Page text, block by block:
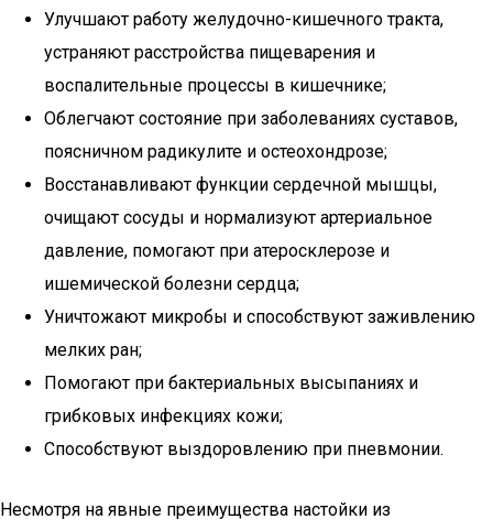
Улучшают работу желудочно-кишечного тракта,
устраняют расстройства пищеварения и
воспалительные процессы в кишечнике;
Облегчают состояние при заболеваниях суставов,
поясничном радикулите и остеохондрозе;
Восстанавливают функции сердечной мышцы,
очищают сосуды и нормализуют артериальное
давление, помогают при атеросклерозе и
ишемической болезни сердца;
Уничтожают микробы и способствуют заживлению
мелких ран;
Помогают при бактериальных высыпаниях и
грибковых инфекциях кожи;
Способствуют выздоровлению при пневмонии.
Несмотря на явные преимущества настойки из